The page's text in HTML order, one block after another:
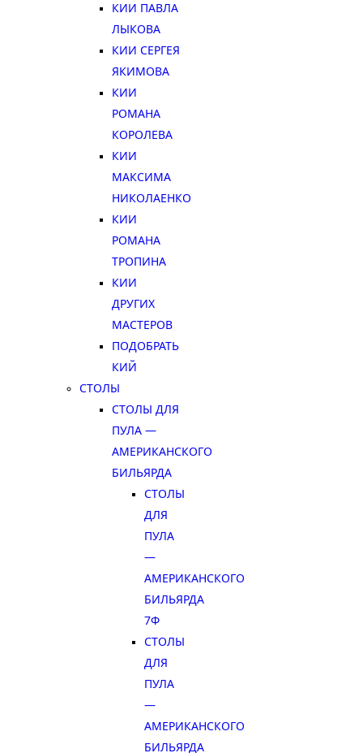
КИИ ПАВЛА
ЛЫКОВА
КИИ СЕРГЕЯ
ЯКИМОВА
КИИ
РОМАНА
КОРОЛЕВА
КИИ
МАКСИМА
НИКОЛАЕНКО
КИИ
РОМАНА
ТРОПИНА
КИИ
ДРУГИХ
МАСТЕРОВ
ПОДОБРАТЬ
КИЙ
СТОЛЫ
СТОЛЫ ДЛЯ
ПУЛА —
АМЕРИКАНСКОГО
БИЛЬЯРДА
СТОЛЫ
ДЛЯ
ПУЛА
—
АМЕРИКАНСКОГО
БИЛЬЯРДА
7Ф
СТОЛЫ
ДЛЯ
ПУЛА
—
АМЕРИКАНСКОГО
БИЛЬЯРДА